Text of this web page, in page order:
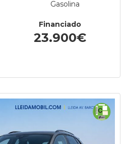
Gasolina
Financiado
23.900€